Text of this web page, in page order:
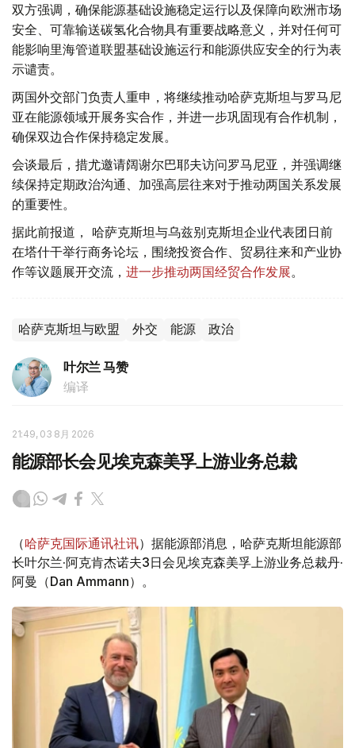
双方强调，确保能源基础设施稳定运行以及保障向欧洲市场
安全、可靠输送碳氢化合物具有重要战略意义，并对任何可
能影响里海管道联盟基础设施运行和能源供应安全的行为表
示谴责。
两国外交部门负责人重申，将继续推动哈萨克斯坦与罗马尼
亚在能源领域开展务实合作，并进一步巩固现有合作机制，
确保双边合作保持稳定发展。
会谈最后，措尤邀请阔谢尔巴耶夫访问罗马尼亚，并强调继
续保持定期政治沟通、加强高层往来对于推动两国关系发展
的重要性。
据此前报道， 哈萨克斯坦与乌兹别克斯坦企业代表团日前
在塔什干举行商务论坛，围绕投资合作、贸易往来和产业协
作等议题展开交流， 进一步推动两国经贸合作发展。
哈萨克斯坦与欧盟 外交 能源 政治
叶尔兰 马赞
编译
21:49, 03 8月 2026
能源部长会见埃克森美孚上游业务总裁
（哈萨克国际通讯社讯）据能源部消息，哈萨克斯坦能源部
长叶尔兰·阿克肯杰诺夫3日会见埃克森美孚上游业务总裁丹·
阿曼（Dan Ammann）。